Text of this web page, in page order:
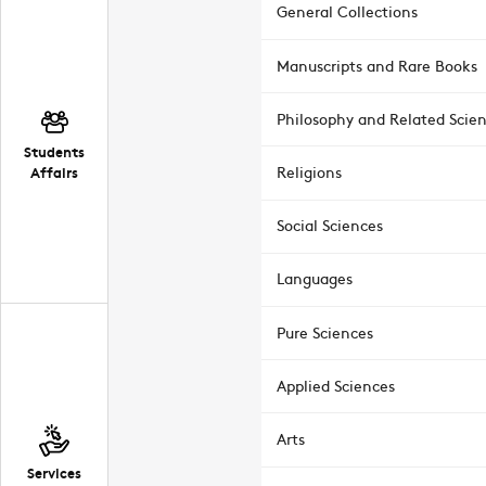
Students
Affairs
Services
General Collections
Manuscripts and Rare Books
Philosophy and Related
Religions
Social Sciences
Languages
Pure Sciences
Applied Sciences
Arts